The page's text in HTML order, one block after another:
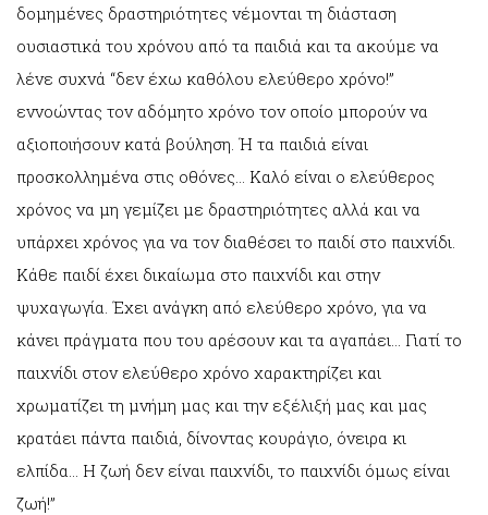
δομημένες δραστηριότητες νέμονται τη διάσταση
ουσιαστικά του χρόνου από τα παιδιά και τα ακούμε να
λένε συχνά “δεν έχω καθόλου ελεύθερο χρόνο!”
εννοώντας τον αδόμητο χρόνο τον οποίο μπορούν να
αξιοποιήσουν κατά βούληση. Ή τα παιδιά είναι
προσκολλημένα στις οθόνες… Καλό είναι ο ελεύθερος
χρόνος να μη γεμίζει με δραστηριότητες αλλά και να
υπάρχει χρόνος για να τον διαθέσει το παιδί στο παιχνίδι.
Κάθε παιδί έχει δικαίωμα στο παιχνίδι και στην
ψυχαγωγία. Έχει ανάγκη από ελεύθερο χρόνο, για να
κάνει πράγματα που του αρέσουν και τα αγαπάει… Γιατί το
παιχνίδι στον ελεύθερο χρόνο χαρακτηρίζει και
χρωματίζει τη μνήμη μας και την εξέλιξή μας και μας
κρατάει πάντα παιδιά, δίνοντας κουράγιο, όνειρα κι
ελπίδα… Η ζωή δεν είναι παιχνίδι, το παιχνίδι όμως είναι
ζωή!”